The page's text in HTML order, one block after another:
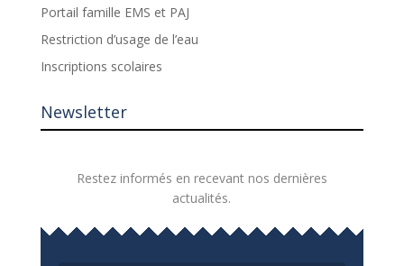
Portail famille EMS et PAJ
Restriction d’usage de l’eau
Inscriptions scolaires
Newsletter
Restez informés en recevant nos dernières
actualités.